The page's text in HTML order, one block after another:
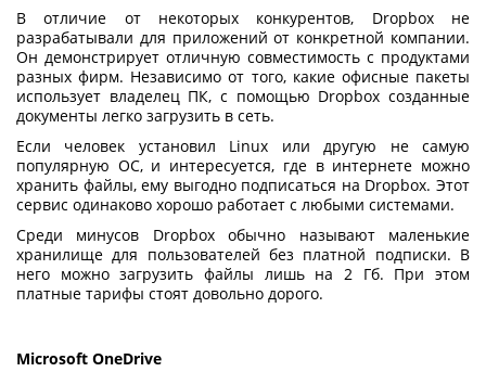
В отличие от некоторых конкурентов, Dropbox не
разрабатывали для приложений от конкретной компании.
Он демонстрирует отличную совместимость с продуктами
разных фирм. Независимо от того, какие офисные пакеты
использует владелец ПК, с помощью Dropbox созданные
документы легко загрузить в сеть.
Если человек установил Linux или другую не самую
популярную ОС, и интересуется, где в интернете можно
хранить файлы, ему выгодно подписаться на Dropbox. Этот
сервис одинаково хорошо работает с любыми системами.
Среди минусов Dropbox обычно называют маленькие
хранилище для пользователей без платной подписки. В
него можно загрузить файлы лишь на 2 Гб. При этом
платные тарифы стоят довольно дорого.
Microsoft OneDrive